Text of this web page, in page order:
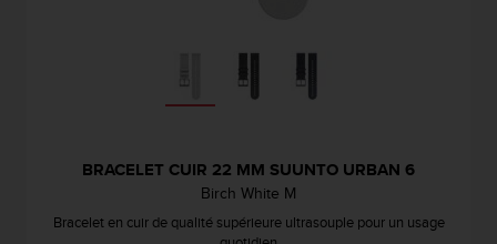
BRACELET CUIR 22 MM SUUNTO URBAN 6
Birch White M
Bracelet en cuir de qualité supérieure ultrasouple pour un usage